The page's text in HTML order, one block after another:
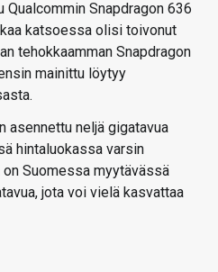
Snapdragon 636
katsoessa olisi toivonut
tehokkaamman Snapdragon
mainittu löytyy
asennettu neljä gigatavua
hintaluokassa varsin
on Suomessa myytävässä
jota voi vielä kasvattaa